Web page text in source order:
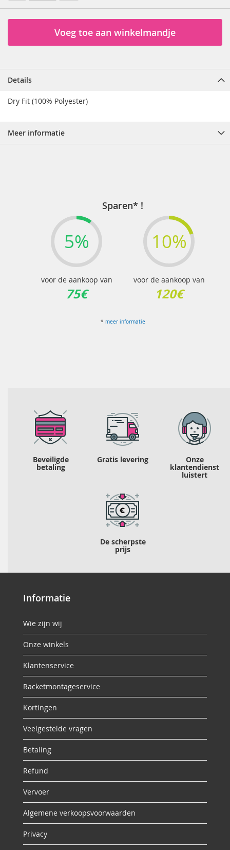
Voeg toe aan winkelmandje
Details
Dry Fit (100% Polyester)
Meer informatie
Sparen* !
5%
voor de aankoop van
75€
10%
voor de aankoop van
120€
* meer informatie
Beveiligde
betaling
Gratis levering Onze
klantendienst
luistert
De scherpste
prijs
Informatie
Wie zijn wij
Onze winkels
Klantenservice
Racketmontageservice
Kortingen
Veelgestelde vragen
Betaling
Refund
Vervoer
Algemene verkoopsvoorwaarden
Privacy